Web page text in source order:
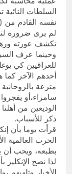
السلطات
نفسه القادم من
لم يرى ضرورة
تكشف عورته
وحينما عرف
للعراقيين كي
أحدهم الآخر كما
مترعة
سامراء،أو
الوديعين من
ذكر للأسباب.
قرأت يوما بأن
الحرب العالمية
بطبعه، ويحب أن
لذا نصح